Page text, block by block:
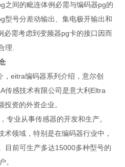
之间的毗连体例必需与编码器pg的
型号分差动输出、集电极开输出和
必需考虑到变频器pg卡的接口因而
理.
，eitra编码器系列介绍，意尔创
传感技术有限公司是意大利Eltra
投资的外资企业。
专业从事传感器的开发和生产。
领域，特别是在编码器行业中，
目前可生产多达15000多种型号的
。